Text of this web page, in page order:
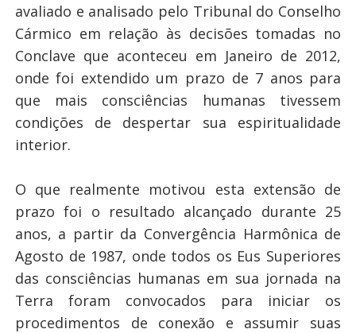
avaliado e analisado pelo Tribunal do Conselho
Cármico em relação às decisões tomadas no
Conclave que aconteceu em Janeiro de 2012,
onde foi extendido um prazo de 7 anos para
que mais consciências humanas tivessem
condições de despertar sua espiritualidade
interior.
O que realmente motivou esta extensão de
prazo foi o resultado alcançado durante 25
anos, a partir da Convergência Harmônica de
Agosto de 1987, onde todos os Eus Superiores
das consciências humanas em sua jornada na
Terra foram convocados para iniciar os
procedimentos de conexão e assumir suas